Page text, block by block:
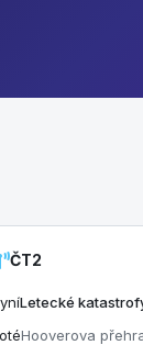
ČT2
Letecké
Hooverova